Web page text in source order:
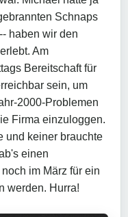
Schnaps
haben wir den
Am
Bereitschaft für
sein, um
2000-Problemen
Firma einzuloggen.
und keiner brauchte
einen
im März für ein
werden. Hurra!